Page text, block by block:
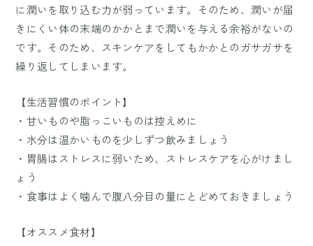
に潤いを取り込む力が弱っています。そのため、潤いが届
きにくい体の末端のかかとまで潤いを与える余裕がないの
です。そのため、スキンケアをしてもかかとのガサガサを
繰り返してしまいます。
【生活習慣のポイント】
・甘いものや脂っこいものは控えめに
・水分は温かいものを少しずつ飲みましょう
・胃腸はストレスに弱いため、ストレスケアを心がけまし
ょう
・食事はよく噛んで腹八分目の量にとどめておきましょう
【オススメ食材】